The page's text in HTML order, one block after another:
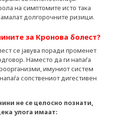
на симптомите исто така
долгорочните ризици.
за Кронова болест?
се јавува поради променет
Наместо да ги напаѓа
имуниот систем
сопствениот дигестивен
не се целосно познати,
улога имаат: